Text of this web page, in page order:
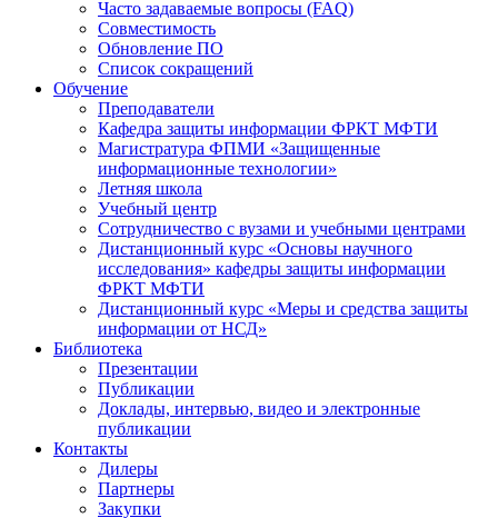
Часто задаваемые вопросы (FAQ)
Совместимость
Обновление ПО
Список сокращений
Обучение
Преподаватели
Кафедра защиты информации ФРКТ МФТИ
Магистратура ФПМИ «Защищенные
информационные технологии»
Летняя школа
Учебный центр
Сотрудничество с вузами и учебными центрами
Дистанционный курс «Основы научного
исследования» кафедры защиты информации
ФРКТ МФТИ
Дистанционный курс «Меры и средства защиты
информации от НСД»
Библиотека
Презентации
Публикации
Доклады, интервью, видео и электронные
публикации
Контакты
Дилеры
Партнеры
Закупки